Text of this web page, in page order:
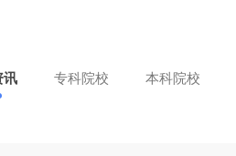
讯 专科院校 本科院校